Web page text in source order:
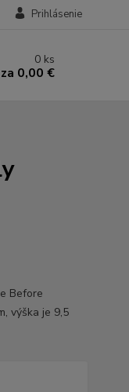
Prihlásenie
0 ks
za 0,00 €
Before
výška je 9,5